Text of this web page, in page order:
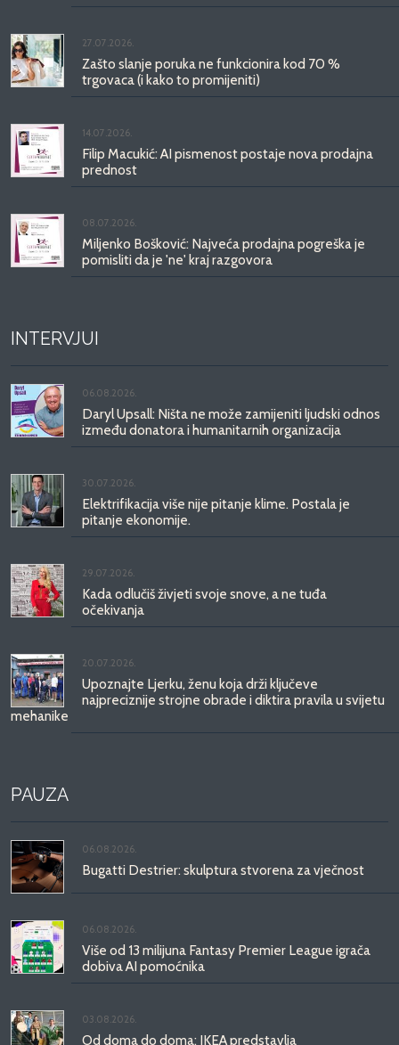
27.07.2026.
Zašto slanje poruka ne funkcionira kod 70 %
trgovaca (i kako to promijeniti)
14.07.2026.
Filip Macukić: AI pismenost postaje nova prodajna
prednost
08.07.2026.
Miljenko Bošković: Najveća prodajna pogreška je
pomisliti da je 'ne' kraj razgovora
INTERVJUI
06.08.2026.
Daryl Upsall: Ništa ne može zamijeniti ljudski odnos
između donatora i humanitarnih organizacija
30.07.2026.
Elektrifikacija više nije pitanje klime. Postala je
pitanje ekonomije.
29.07.2026.
Kada odlučiš živjeti svoje snove, a ne tuđa
očekivanja
20.07.2026.
Upoznajte Ljerku, ženu koja drži ključeve
najpreciznije strojne obrade i diktira pravila u svijetu
mehanike
PAUZA
06.08.2026.
Bugatti Destrier: skulptura stvorena za vječnost
06.08.2026.
Više od 13 milijuna Fantasy Premier League igrača
dobiva AI pomoćnika
03.08.2026.
Od doma do doma: IKEA predstavlja